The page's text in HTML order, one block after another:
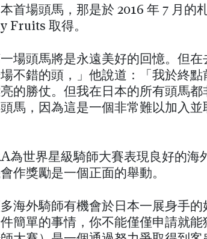
首場頭馬，那是於 2016 年 7 月的
Fruits 取得。
一場頭馬將是永遠美好的回憶。但
不錯的頭，」他說道：「我於終點
的勝仗。但我在日本的所有頭馬都
馬，因為這是一個非常難以加入
為世界星級騎師大賽表現良好的海
作獎勵是一個正面的舉動。
多海外騎師有機會於日本一展身手
簡單的事情，你不能僅僅申請就能